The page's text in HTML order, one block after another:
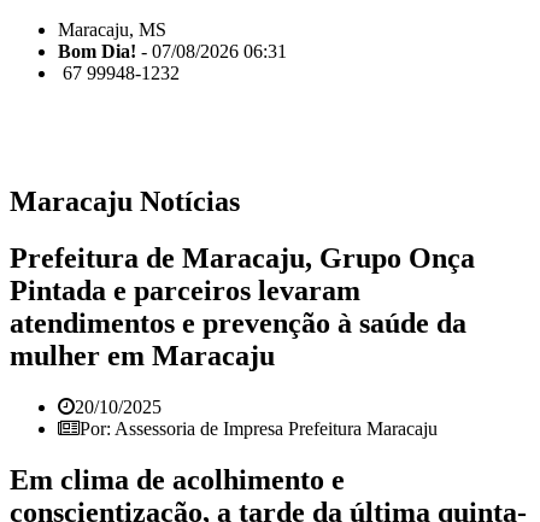
Maracaju, MS
Bom Dia! - 07/08/2026 06:31
67 99948-1232
Maracaju Notícias
Prefeitura de Maracaju, Grupo Onça
Pintada e parceiros levaram
atendimentos e prevenção à saúde da
mulher em Maracaju
20/10/2025
Por: Assessoria de Impresa Prefeitura Maracaju
Em clima de acolhimento e
conscientização, a tarde da última quinta-